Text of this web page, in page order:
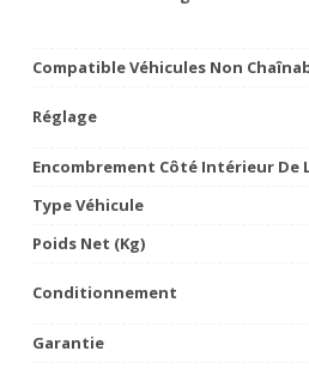
Compatible Véhicules Non
Réglage
Encombrement Côté Intérieur De
Type Véhicule
Poids Net (Kg)
Conditionnement
Garantie